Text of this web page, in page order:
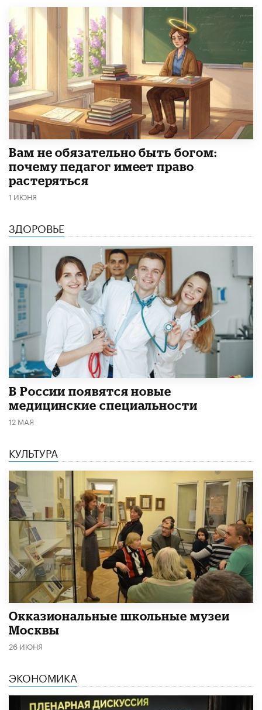
​Вам не обязательно быть богом:
почему педагог имеет право
растеряться
1 ИЮНЯ
ЗДОРОВЬЕ
В России появятся новые
медицинские специальности
12 МАЯ
КУЛЬТУРА
​Окказиональные школьные музеи
Москвы
26 ИЮНЯ
ЭКОНОМИКА